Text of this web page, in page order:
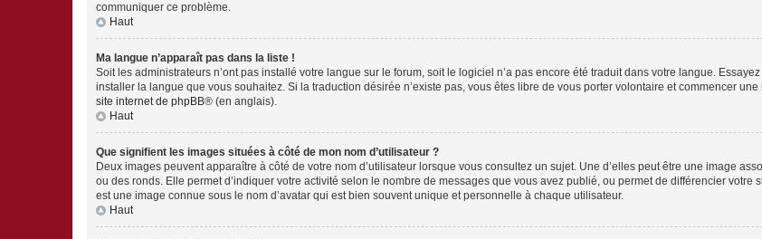
communiquer ce problème.
Haut
Ma langue n’apparaît pas dans la liste !
Soit les administrateurs n’ont pas installé votre langue sur le forum, soit le logiciel n’a pas encore été traduit dans votre langue.
installer la langue que vous souhaitez. Si la traduction désirée n’existe pas, vous êtes libre de vous porter volontaire et commencer
site internet de phpBB® (en anglais).
Haut
Que signifient les images situées à côté de mon nom d’utilisateur ?
Deux images peuvent apparaître à côté de votre nom d’utilisateur lorsque vous consultez un sujet. Une d’elles peut être une image
ou des ronds. Elle permet d’indiquer votre activité selon le nombre de messages que vous avez publié, ou permet de différencier votre
est une image connue sous le nom d’avatar qui est bien souvent unique et personnelle à chaque utilisateur.
Haut